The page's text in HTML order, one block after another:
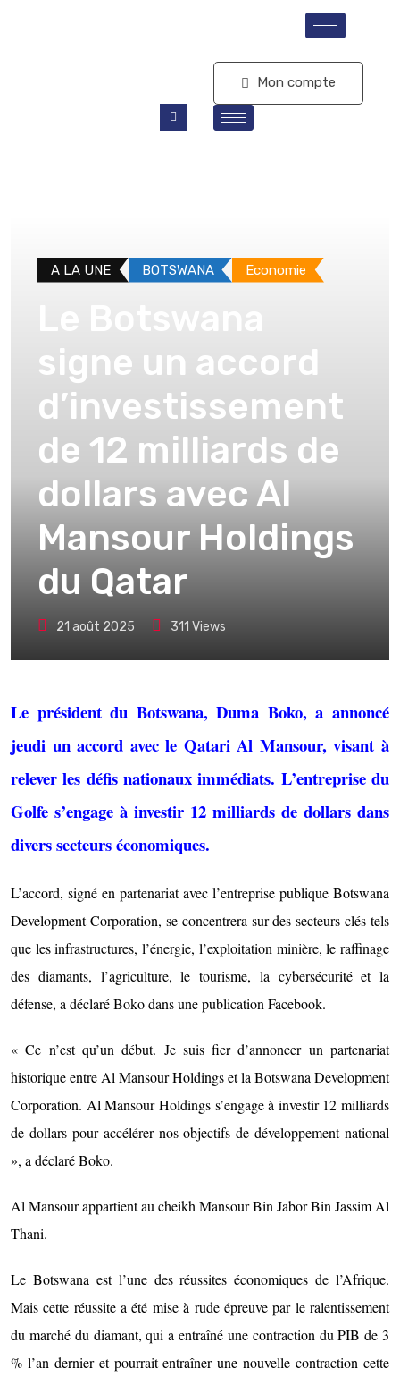
Mon compte
A LA UNE BOTSWANA Economie
signe un accord
d’investissement
de 12 milliards de
dollars avec Al
Mansour Holdings
du Qatar
21 août 2025 311 Views
Le président du Botswana, Duma Boko, a annoncé
jeudi un accord avec le Qatari Al Mansour, visant à
relever les défis nationaux immédiats. L’entreprise du
Golfe s’engage à investir 12 milliards de dollars dans
divers secteurs économiques.
L’accord, signé en partenariat avec l’entreprise publique Botswana
Development Corporation, se concentrera sur des secteurs clés tels
que les infrastructures, l’énergie, l’exploitation minière, le raffinage
des diamants, l’agriculture, le tourisme, la cybersécurité et la
défense, a déclaré Boko dans une publication Facebook.
« Ce n’est qu’un début. Je suis fier d’annoncer un partenariat
historique entre Al Mansour Holdings et la Botswana Development
Corporation. Al Mansour Holdings s’engage à investir 12 milliards
de dollars pour accélérer nos objectifs de développement national
», a déclaré Boko.
Al Mansour appartient au cheikh Mansour Bin Jabor Bin Jassim Al
Thani.
Le Botswana est l’une des réussites économiques de l’Afrique.
Mais cette réussite a été mise à rude épreuve par le ralentissement
du marché du diamant, qui a entraîné une contraction du PIB de 3
% l’an dernier et pourrait entraîner une nouvelle contraction cette